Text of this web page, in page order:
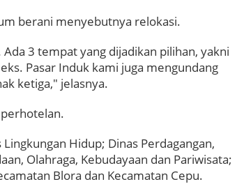
berani menyebutnya relokasi.
3 tempat yang dijadikan pilihan, yakni
Pasar Induk kami juga mengundang
ketiga," jelasnya.
Hidup; Dinas Perdagangan,
Olahraga, Kebudayaan dan Pariwisata;
Blora dan Kecamatan Cepu.